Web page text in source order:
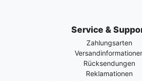
Service &
Zahlungsarten
Rücksendungen
Reklamationen